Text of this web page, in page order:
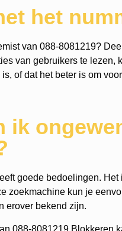
het
van 088-8081219?
van gebruikers te lezen,
of dat het beter is om
ik
goede bedoelingen.
zoekmachine kun je
erover bekend zijn.
088-8081219 Blokkeren